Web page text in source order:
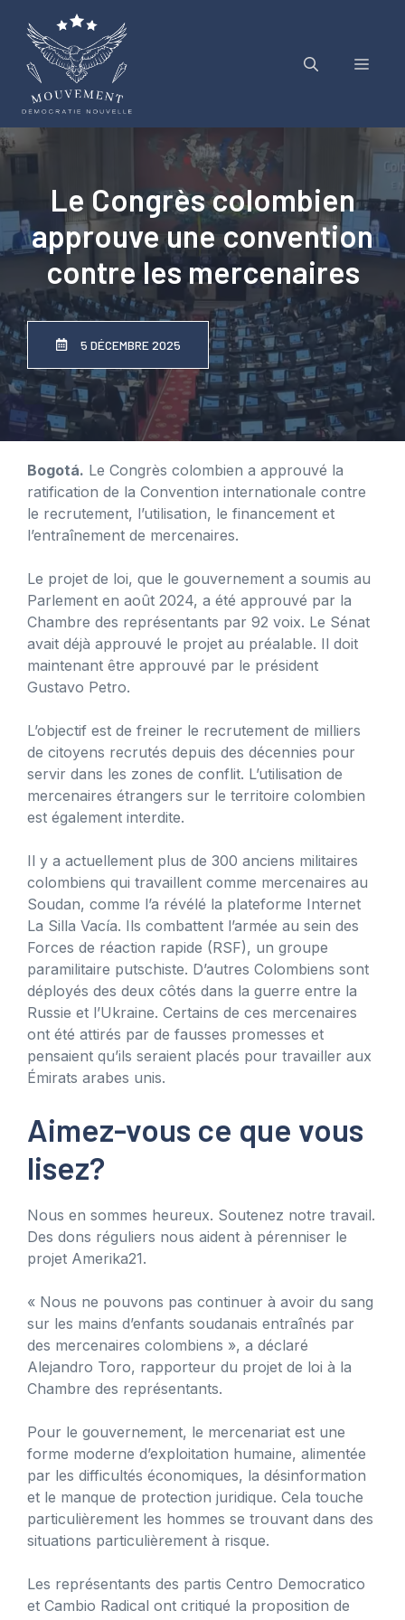
contenu
Menu
Le Congrès colombien
approuve une convention
contre les mercenaires
5 DÉCEMBRE 2025
Bogotá. Le Congrès colombien a approuvé la
ratification de la Convention internationale contre
le recrutement, l’utilisation, le financement et
l’entraînement de mercenaires.
Le projet de loi, que le gouvernement a soumis au
Parlement en août 2024, a été approuvé par la
Chambre des représentants par 92 voix. Le Sénat
avait déjà approuvé le projet au préalable. Il doit
maintenant être approuvé par le président
Gustavo Petro.
L’objectif est de freiner le recrutement de milliers
de citoyens recrutés depuis des décennies pour
servir dans les zones de conflit. L’utilisation de
mercenaires étrangers sur le territoire colombien
est également interdite.
Il y a actuellement plus de 300 anciens militaires
colombiens qui travaillent comme mercenaires au
Soudan, comme l’a révélé la plateforme Internet
La Silla Vacía. Ils combattent l’armée au sein des
Forces de réaction rapide (RSF), un groupe
paramilitaire putschiste. D’autres Colombiens sont
déployés des deux côtés dans la guerre entre la
Russie et l’Ukraine. Certains de ces mercenaires
ont été attirés par de fausses promesses et
pensaient qu’ils seraient placés pour travailler aux
Émirats arabes unis.
Aimez-vous ce que vous
lisez?
Nous en sommes heureux. Soutenez notre travail.
Des dons réguliers nous aident à pérenniser le
projet Amerika21.
« Nous ne pouvons pas continuer à avoir du sang
sur les mains d’enfants soudanais entraînés par
des mercenaires colombiens », a déclaré
Alejandro Toro, rapporteur du projet de loi à la
Chambre des représentants.
Pour le gouvernement, le mercenariat est une
forme moderne d’exploitation humaine, alimentée
par les difficultés économiques, la désinformation
et le manque de protection juridique. Cela touche
particulièrement les hommes se trouvant dans des
situations particulièrement à risque.
Les représentants des partis Centro Democratico
et Cambio Radical ont critiqué la proposition de